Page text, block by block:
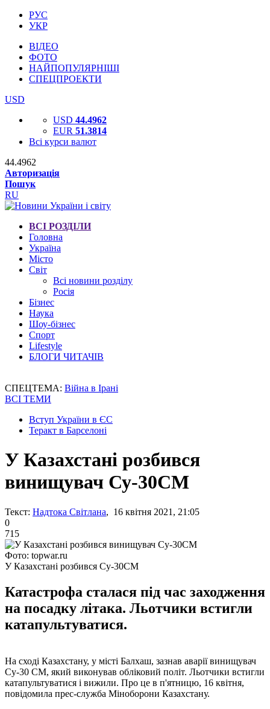
РУС
УКР
ВІДЕО
ФОТО
НАЙПОПУЛЯРНІШІ
СПЕЦПРОЕКТИ
USD
USD 44.4962
EUR 51.3814
Всі курси валют
44.4962
Авторизація
Пошук
RU
ВСІ РОЗДІЛИ
Головна
Україна
Місто
Світ
Всі новини розділу
Росія
Бізнес
Наука
Шоу-бізнес
Спорт
Lifestyle
БЛОГИ ЧИТАЧІВ
СПЕЦТЕМА: Війна в Ірані
ВСІ ТЕМИ
Вступ України в ЄС
Теракт в Барселоні
У Казахстані розбився
винищувач Су-30СМ
Текст: Надтока Світлана, 16 квітня 2021, 21:05
0
715
Фото: topwar.ru
У Казахстані розбився Су-30СМ
Катастрофа сталася під час заходження
на посадку літака. Льотчики встигли
катапультуватися.
На сході Казахстану, у місті Балхаш, зазнав аварії винищувач
Су-30 СМ, який виконував обліковий політ. Льотчики встигли
катапультуватися і вижили. Про це в п'ятницю, 16 квітня,
повідомила прес-служба Міноборони Казахстану.